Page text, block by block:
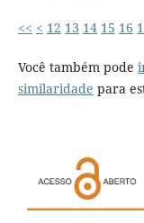
<< < 12 13 14 15 16
Você também pode
similaridade para